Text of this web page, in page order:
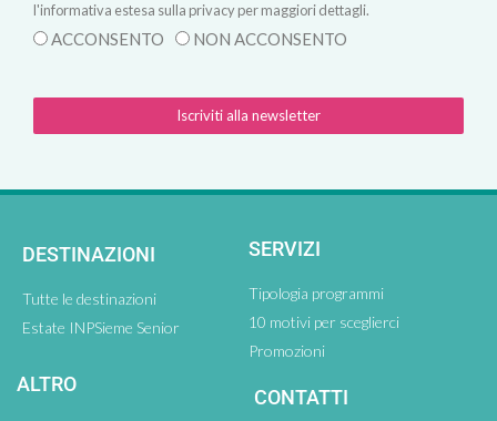
l'informativa estesa sulla privacy per maggiori dettagli.
ACCONSENTO NON ACCONSENTO
Iscriviti alla newsletter
DESTINAZIONI
Tutte le destinazioni
Estate INPSieme Senior
SERVIZI
Tipologia programmi
10 motivi per sceglierci
Promozioni
ALTRO
CONTATTI